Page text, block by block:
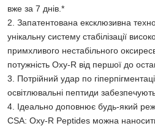
вже за 7 днів.*
2. Запатентована ексклюзивна
унікальну систему стабілізації
примхливого нестабільного
потужність Oxy-R від першої до
3. Потрійний удар по
освітлювальні пептиди
4. Ідеально доповнює будь-який
CSA: Oxy-R Peptides можна